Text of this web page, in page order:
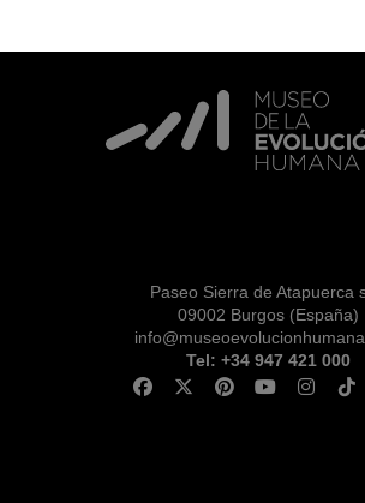
Paseo Sierra de Atapuerca
09002 Burgos (España)
Tel: +34 947 421 000